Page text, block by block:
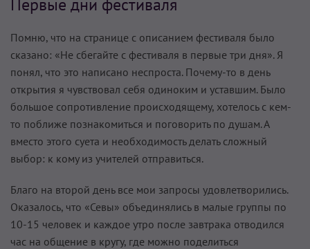
Помню, что на странице с описанием фестиваля было
сказано: «Не сбегайте с фестиваля в первые три дня». Я
понял, что это написано неспроста. Почему-то в день
открытия я чувствовал себя одиноким и уставшим. Было
большое сопротивление происходящему, хотелось с кем-
то поближе познакомиться и поговорить по душам. А
вместо этого суета и необходимость делать сложный
выбор: к кому из учителей отправиться.
Благо на второй день все мои запросы удовлетворились.
Оказалось, что «Севы» объединялись в малые группы по
10-15 человек и каждое утро после завтрака отводился
час на общение в кругу, где можно поделиться